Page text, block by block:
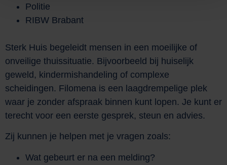
Politie
RIBW Brabant
Sterk Huis begeleidt mensen in een moeilijke of
onveilige thuissituatie. Bijvoorbeeld bij huiselijk
geweld, kindermishandeling of complexe
scheidingen. Filomena is een laagdrempelige plek
waar je zonder afspraak binnen kunt lopen. Je kunt er
terecht voor een eerste gesprek, steun en advies.
Zij kunnen je helpen met je vragen zoals:
Wat gebeurt er na een melding?